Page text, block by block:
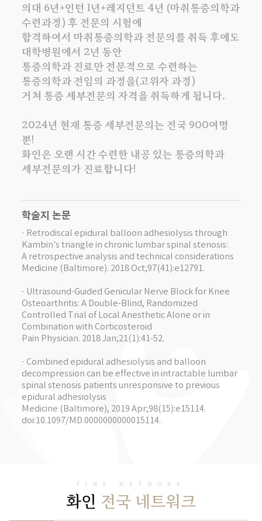
의대 6년+인턴 1년+레지던트 4년 (마취통증의학과
수련과정) 후 전문의 시험에
합격하여서 마취통증의학과 전문의를 취득 후에도
대학병원에서 2년 동안
통증의학과 진료만 전문적으로 수련하는
통증의학과 전임의 과정을(고위자 과정)
거쳐 통증 세부전문의 자격을 취득하게 됩니다.
2024년 현재 통증 세부전문의는 전국 900여명
뿐!
화인은 오랜 시간 수련한 내공 있는 통증의학과
세부전문의가 진료합니다!
학술지 논문
· Retrodiscal epidural balloon adhesiolysis through
Kambin's triangle in chronic lumbar spinal stenosis:
A retrospective analysis and technical considerations
Medicine (Baltimore). 2018 Oct;97(41):e12791.
· Ultrasound-Guided Genicular Nerve Block for Knee
Osteoarthritis: A Double-Blind, Randomized
Controlled Trial of Local Anesthetic Alone or in
Combination with Corticosteroid
Pain Physician. 2018 Jan;21(1):41-52.
· Combined epidural adhesiolysis and balloon
decompression can be effective in intractable lumbar
spinal stenosis patients unresponsive to previous
epidural adhesiolysis
Medicine (Baltimore), 2019 Apr;98(15):e15114.
doi:10.1097/MD.0000000000015114.
FINE NETWORK
화인 전국 네트워크